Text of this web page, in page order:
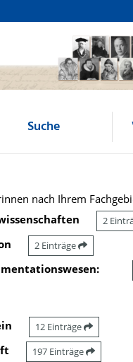
Suche
nach Ihrem
2
2 Einträge
12 Einträge
197 Einträge